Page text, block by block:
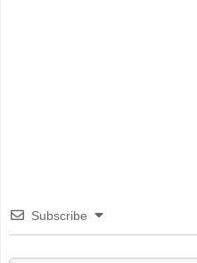
Subscribe